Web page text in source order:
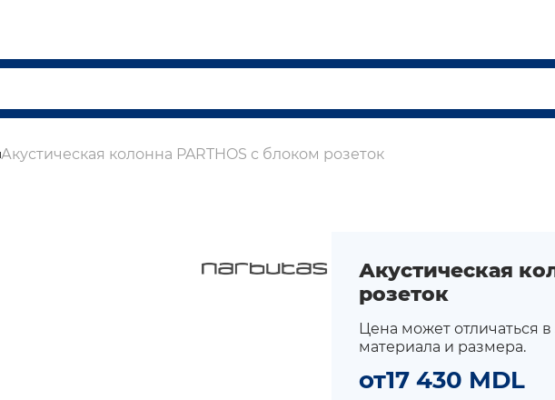
Акустическая колонна PARTHOS с блоком розеток
Акустическая
розеток
Цена может отличаться
материала и размера.
от17 430 MDL